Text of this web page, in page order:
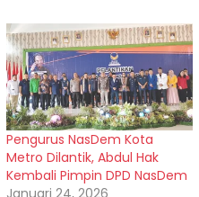
Pengurus NasDem Kota
Metro Dilantik, Abdul Hak
Kembali Pimpin DPD NasDem